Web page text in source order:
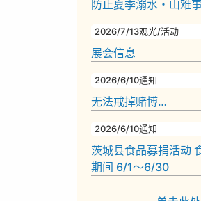
防止夏季溺水・山难
2026/7/13观光/活动
展会信息
2026/6/10通知
无法戒掉赌博…
2026/6/10通知
茨城县食品募捐活动
期间 6/1～6/30